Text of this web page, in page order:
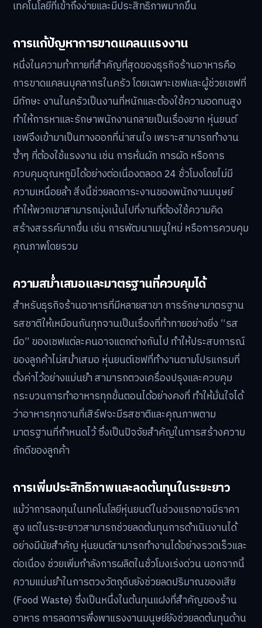
เทคโนโลยีที่เข้าถึงง่ายและมีประสิทธิภาพมากขึ้น
การแก้ปัญหาการขาดแคลนแรงงาน
หนึ่งในความท้าทายที่สำคัญที่สุดของธุรกิจร้านอาหารคือ
การขาดแคลนบุคลากรในครัว โดยเฉพาะเชฟและผู้ช่วยเชฟที่
มีทักษะ งานในครัวเป็นงานที่หนักและต้องใช้ความอดทนสูง
ทำให้การหาและรักษาพนักงานกลายเป็นเรื่องยาก หุ่นยนต์
เชฟจึงเข้ามาเป็นทางออกที่น่าสนใจ เพราะสามารถทำงาน
ซ้ำๆ ที่ต้องใช้แรงงาน เช่น การหั่นผัก การผัด หรือการ
ควบคุมอุณหภูมิได้อย่างต่อเนื่องตลอด 24 ชั่วโมงโดยไม่มี
ความเหนื่อยล้า สิ่งนี้ช่วยลดภาระงานของพนักงานมนุษย์
ทำให้พวกเขาสามารถมุ่งเน้นไปที่งานที่ต้องใช้ความคิด
สร้างสรรค์มากขึ้น เช่น การพัฒนาเมนูใหม่ หรือการควบคุม
คุณภาพโดยรวม
ความสม่ำเสมอและมาตรฐานที่ควบคุมได้
สำหรับธุรกิจร้านอาหารที่มีหลายสาขา การรักษามาตรฐาน
รสชาติให้เหมือนกันทุกจานเป็นเรื่องที่ท้าทายอย่างยิ่ง “รส
มือ” ของเชฟแต่ละคนอาจแตกต่างกันไป ทำให้ประสบการณ์
ของลูกค้าไม่สม่ำเสมอ หุ่นยนต์เชฟที่ทำงานตามโปรแกรมที่
ตั้งค่าไว้อย่างแม่นยำ สามารถตวงเครื่องปรุงและควบคุม
กระบวนการทำอาหารทุกขั้นตอนได้อย่างคงที่ ทำให้มั่นใจได้
ว่าอาหารทุกจานที่เสิร์ฟจะมีรสชาติและคุณภาพตาม
มาตรฐานที่กำหนดไว้ ซึ่งเป็นปัจจัยสำคัญในการสร้างความ
ภักดีของลูกค้า
การเพิ่มประสิทธิภาพและลดต้นทุนในระยะยาว
แม้ว่าการลงทุนในเทคโนโลยีหุ่นยนต์ในช่วงแรกอาจมีราคา
สูง แต่ในระยะยาวสามารถช่วยลดต้นทุนการดำเนินงานได้
อย่างมีนัยสำคัญ หุ่นยนต์สามารถทำงานได้อย่างรวดเร็วและ
ต่อเนื่อง ช่วยเพิ่มกำลังการผลิตในชั่วโมงเร่งด่วน นอกจากนี้
ความแม่นยำในการตวงวัตถุดิบยังช่วยลดปริมาณของเสีย
(Food Waste) ซึ่งเป็นหนึ่งในต้นทุนแฝงที่สำคัญของร้าน
อาหาร การลดการพึ่งพาแรงงานมนุษย์ยังช่วยลดต้นทุนด้าน